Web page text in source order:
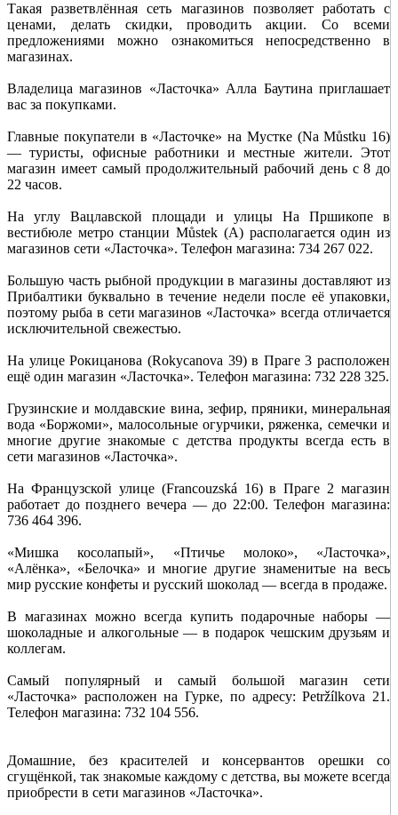
Такая разветвлённая сеть магазинов позволяет работать с
ценами, делать скидки, проводить акции. Со всеми
предложениями можно ознакомиться непосредственно в
магазинах.
Владелица магазинов «Ласточка» Алла Баутина приглашает
вас за покупками.
Главные покупатели в «Ласточке» на Мустке (Na Můstku 16)
— туристы, офисные работники и местные жители. Этот
магазин имеет самый продолжительный рабочий день с 8 до
22 часов.
На углу Вацлавской площади и улицы На Пршикопе в
вестибюле метро станции Můstek (А) располагается один из
магазинов сети «Ласточка». Телефон магазина: 734 267 022.
Большую часть рыбной продукции в магазины доставляют из
Прибалтики буквально в течение недели после её упаковки,
поэтому рыба в сети магазинов «Ласточка» всегда отличается
исключительной свежестью.
На улице Рокицанова (Rokycanova 39) в Праге 3 расположен
ещё один магазин «Ласточка». Телефон магазина: 732 228 325.
Грузинские и молдавские вина, зефир, пряники, минеральная
вода «Боржоми», малосольные огурчики, ряженка, семечки и
многие другие знакомые с детства продукты всегда есть в
сети магазинов «Ласточка».
На Французской улице (Francouzská 16) в Праге 2 магазин
работает до позднего вечера — до 22:00. Телефон магазина:
736 464 396.
«Мишка косолапый», «Птичье молоко», «Ласточка»,
«Алёнка», «Белочка» и многие другие знаменитые на весь
мир русские конфеты и русский шоколад — всегда в продаже.
В магазинах можно всегда купить подарочные наборы —
шоколадные и алкогольные — в подарок чешским друзьям и
коллегам.
Самый популярный и самый большой магазин сети
«Ласточка» расположен на Гурке, по адресу: Petržílkova 21.
Телефон магазина: 732 104 556.
Домашние, без красителей и консервантов орешки
со
сгущёнкой, так знакомые каждому с детства, вы можете всегда
приобрести в сети магазинов «Ласточка».